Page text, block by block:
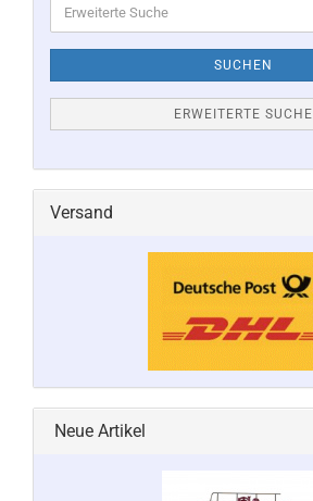
Suche
SUCHEN
ERWEITERTE SUCHE
Versand
Neue Artikel